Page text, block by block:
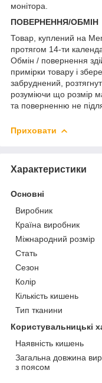
монітора.
ПОВЕРНЕННЯ/ОБМІН
Товар, куплений на
протягом 14-ти
Обмін / повернення
примірки товару і
забруднений,
розуміючи що розмір
та поверненню не
Приховати
Характеристики
Основні
Виробник
Країна виробник
Міжнародний розмір
Стать
Сезон
Колір
Кількість кишень
Тип тканини
Користувальницькі
Наявність кишень
Загальна довжина
з поясом